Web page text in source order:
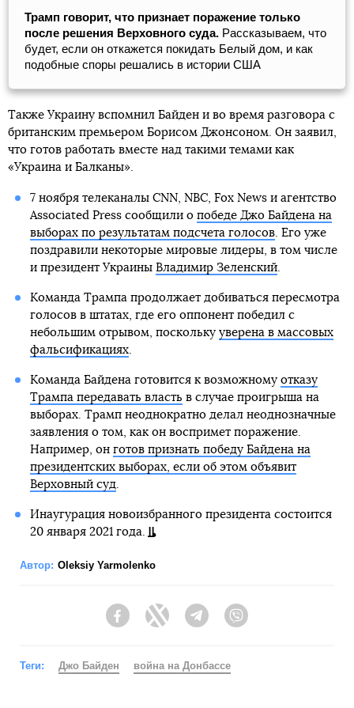
Трамп говорит, что признает поражение только
после решения Верховного суда. Рассказываем, что
будет, если он откажется покидать Белый дом, и как
подобные споры решались в истории США
Также Украину вспомнил Байден и во время разговора с
британским премьером Борисом Джонсоном. Он заявил,
что готов работать вместе над такими темами как
«Украина и Балканы».
7 ноября телеканалы CNN, NBC, Fox News и агентство
Associated Press сообщили о победе Джо Байдена на
выборах по результатам подсчета голосов. Его уже
поздравили некоторые мировые лидеры, в том числе
и президент Украины Владимир Зеленский.
Команда Трампа продолжает добиваться пересмотра
голосов в штатах, где его оппонент победил с
небольшим отрывом, поскольку уверена в массовых
фальсификациях.
Команда Байдена готовится к возможному отказу
Трампа передавать власть в случае проигрыша на
выборах. Трамп неоднократно делал неоднозначные
заявления о том, как он воспримет поражение.
Например, он готов признать победу Байдена на
президентских выборах, если об этом объявит
Верховный суд.
Инаугурация новоизбранного президента состоится
20 января 2021 года.
Автор: Oleksiy Yarmolenko
FacebookTwitter Telegram
Теги: Джо Байден война на Донбассе